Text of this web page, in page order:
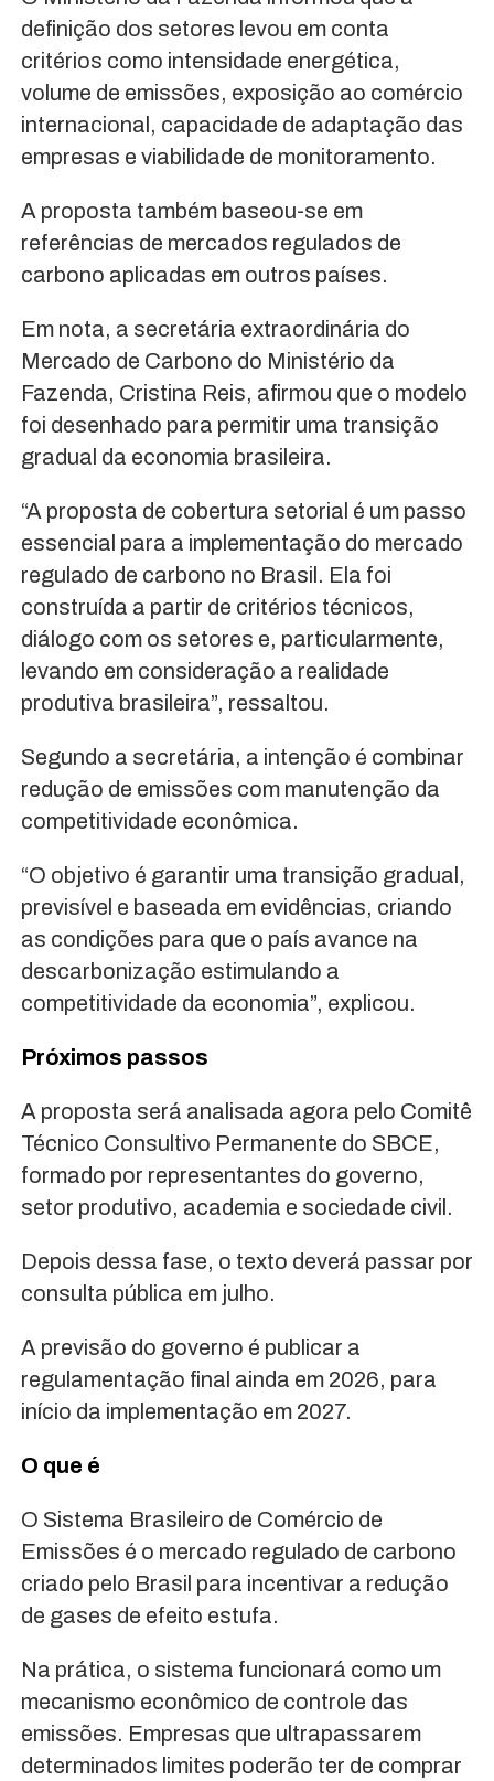
definição dos setores levou em conta
critérios como intensidade energética,
volume de emissões, exposição ao comércio
internacional, capacidade de adaptação das
empresas e viabilidade de monitoramento.
A proposta também baseou-se em
referências de mercados regulados de
carbono aplicadas em outros países.
Em nota, a secretária extraordinária do
Mercado de Carbono do Ministério da
Fazenda, Cristina Reis, afirmou que o modelo
foi desenhado para permitir uma transição
gradual da economia brasileira.
“A proposta de cobertura setorial é um passo
essencial para a implementação do mercado
regulado de carbono no Brasil. Ela foi
construída a partir de critérios técnicos,
diálogo com os setores e, particularmente,
levando em consideração a realidade
produtiva brasileira”, ressaltou.
Segundo a secretária, a intenção é combinar
redução de emissões com manutenção da
competitividade econômica.
“O objetivo é garantir uma transição gradual,
previsível e baseada em evidências, criando
as condições para que o país avance na
descarbonização estimulando a
competitividade da economia”, explicou.
Próximos passos
A proposta será analisada agora pelo Comitê
Técnico Consultivo Permanente do SBCE,
formado por representantes do governo,
setor produtivo, academia e sociedade civil.
Depois dessa fase, o texto deverá passar por
consulta pública em julho.
A previsão do governo é publicar a
regulamentação final ainda em 2026, para
início da implementação em 2027.
O que é
O Sistema Brasileiro de Comércio de
Emissões é o mercado regulado de carbono
criado pelo Brasil para incentivar a redução
de gases de efeito estufa.
Na prática, o sistema funcionará como um
mecanismo econômico de controle das
emissões. Empresas que ultrapassarem
determinados limites poderão ter de comprar